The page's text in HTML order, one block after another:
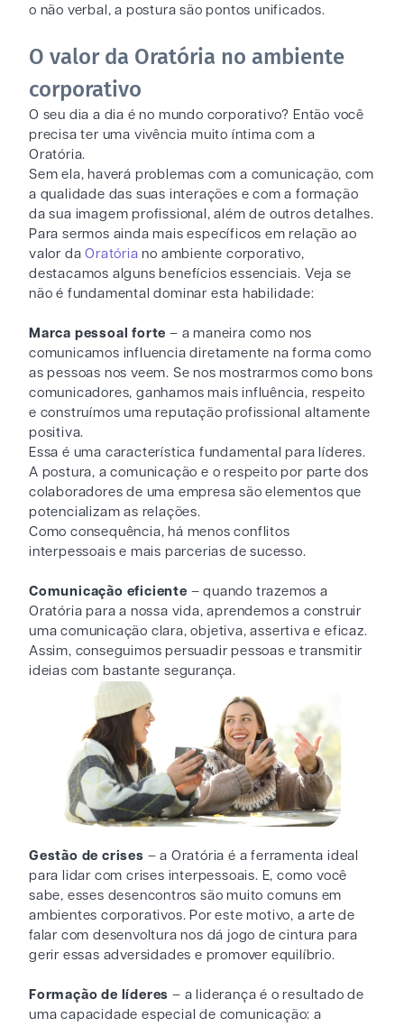
o não verbal, a postura são pontos unificados.
O valor da Oratória no ambiente
corporativo
O seu dia a dia é no mundo corporativo? Então você
precisa ter uma vivência muito íntima com a
Oratória.
Sem ela, haverá problemas com a comunicação, com
a qualidade das suas interações e com a formação
da sua imagem profissional, além de outros detalhes.
Para sermos ainda mais específicos em relação ao
valor daOratória no ambiente corporativo,
destacamos alguns benefícios essenciais. Veja se
não é fundamental dominar esta habilidade:
Marca pessoal forte – a maneira como nos
comunicamos influencia diretamente na forma como
as pessoas nos veem. Se nos mostrarmos como bons
comunicadores, ganhamos mais influência, respeito
e construímos uma reputação profissional altamente
positiva.
Essa é uma característica fundamental para líderes.
A postura, a comunicação e o respeito por parte dos
colaboradores de uma empresa são elementos que
potencializam as relações.
Como consequência, há menos conflitos
interpessoais e mais parcerias de sucesso.
Comunicação eficiente – quando trazemos a
Oratória para a nossa vida, aprendemos a construir
uma comunicação clara, objetiva, assertiva e eficaz.
Assim, conseguimos persuadir pessoas e transmitir
ideias com bastante segurança.
Gestão de crises – a Oratória é a ferramenta ideal
para lidar com crises interpessoais. E, como você
sabe, esses desencontros são muito comuns em
ambientes corporativos. Por este motivo, a arte de
falar com desenvoltura nos dá jogo de cintura para
gerir essas adversidades e promover equilíbrio.
Formação de líderes – a liderança é o resultado de
uma capacidade especial de comunicação: a